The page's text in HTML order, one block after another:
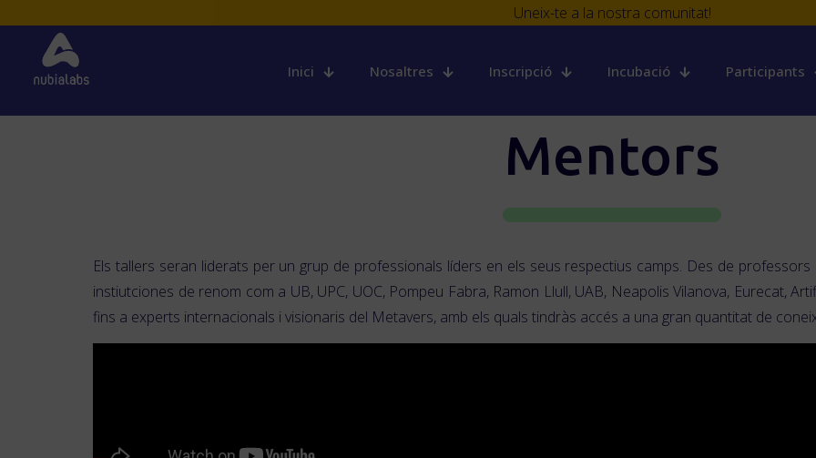
Uneix-te a la nostra comunitat!
Inici Nosaltres Inscripció Incubació Participants
Mentors
Els tallers seran liderats per un grup de professionals líders en els seus respectius camps. Des de
instiutciones de renom com a UB, UPC, UOC, Pompeu Fabra, Ramon Llull, UAB, Neapolis Vilanova, Eurecat,
fins a experts internacionals i visionaris del Metavers, amb els quals tindràs accés a una gran quantitat de